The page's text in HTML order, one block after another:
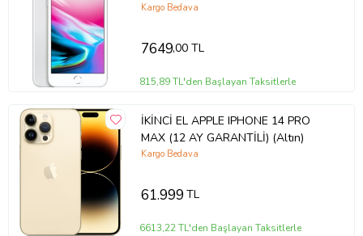
Kargo Bedava
7649,00 TL
815,89 TL'den Başlayan Taksitlerle
İKİNCİ EL APPLE IPHONE 14 PRO
MAX (12 AY GARANTİLİ) (Altın)
Kargo Bedava
61.999TL
6613,22 TL'den Başlayan Taksitlerle